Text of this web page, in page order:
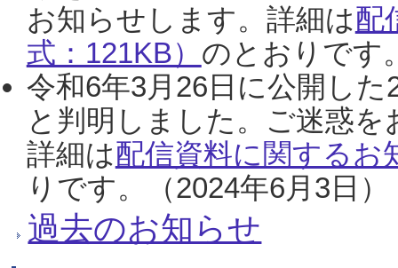
お知らせします。詳細は配
式：121KB） のとおりです
令和6年3月26日に公開し
と判明しました。ご迷惑
詳細は配信資料に関するお
りです。（2024年6月3日）
過去のお知らせ